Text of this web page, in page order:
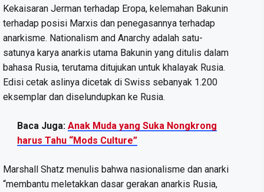
Kekaisaran Jerman terhadap Eropa, kelemahan Bakunin
terhadap posisi Marxis dan penegasannya terhadap
anarkisme. Nationalism and Anarchy adalah satu-
satunya karya anarkis utama Bakunin yang ditulis dalam
bahasa Rusia, terutama ditujukan untuk khalayak Rusia.
Edisi cetak aslinya dicetak di Swiss sebanyak 1.200
eksemplar dan diselundupkan ke Rusia.
Baca Juga: Anak Muda yang Suka Nongkrong
harus Tahu “Mods Culture”
Marshall Shatz menulis bahwa nasionalisme dan anarki
“membantu meletakkan dasar gerakan anarkis Rusia,